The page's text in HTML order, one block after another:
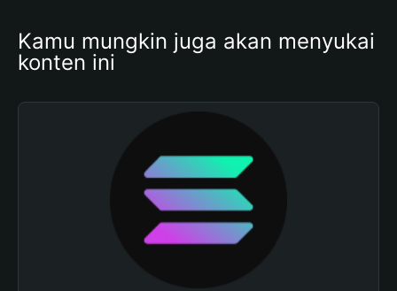
Kamu mungkin juga akan menyukai
konten ini